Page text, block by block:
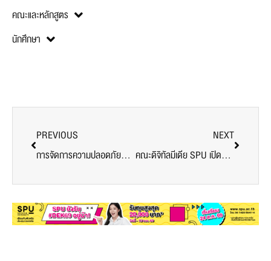
คณะและหลักสูตร
นักศึกษา
PREVIOUS
การจัดการความปลอดภัยการบิน SPU เปิดโลกอุตุนิยมวิทยาการบิน เจาะระบบพยากรณ์อากาศ ตัวแปรชี้ขาดความปลอดภัยจากสนามจริงสุวรรณภูมิ
NEXT
คณะดิจิทัลมีเดีย SPU เปิดคลาสเรียนรู้ Creative IP กับ กรมทรัพย์สินทางปัญญา เปลี่ยนไอเดียสู่มูลค่าทางธุรกิจ